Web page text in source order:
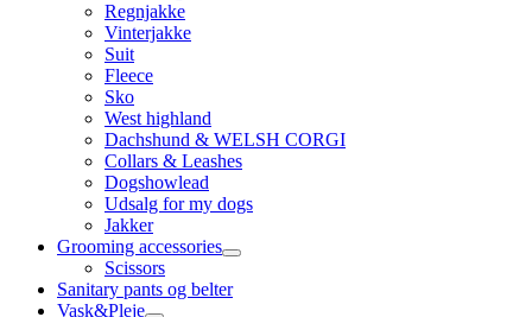
Regnjakke
Vinterjakke
Suit
Fleece
Sko
West highland
Dachshund & WELSH CORGI
Collars & Leashes
Dogshowlead
Udsalg for my dogs
Jakker
Grooming accessories
Scissors
Sanitary pants og belter
Vask&Pleje